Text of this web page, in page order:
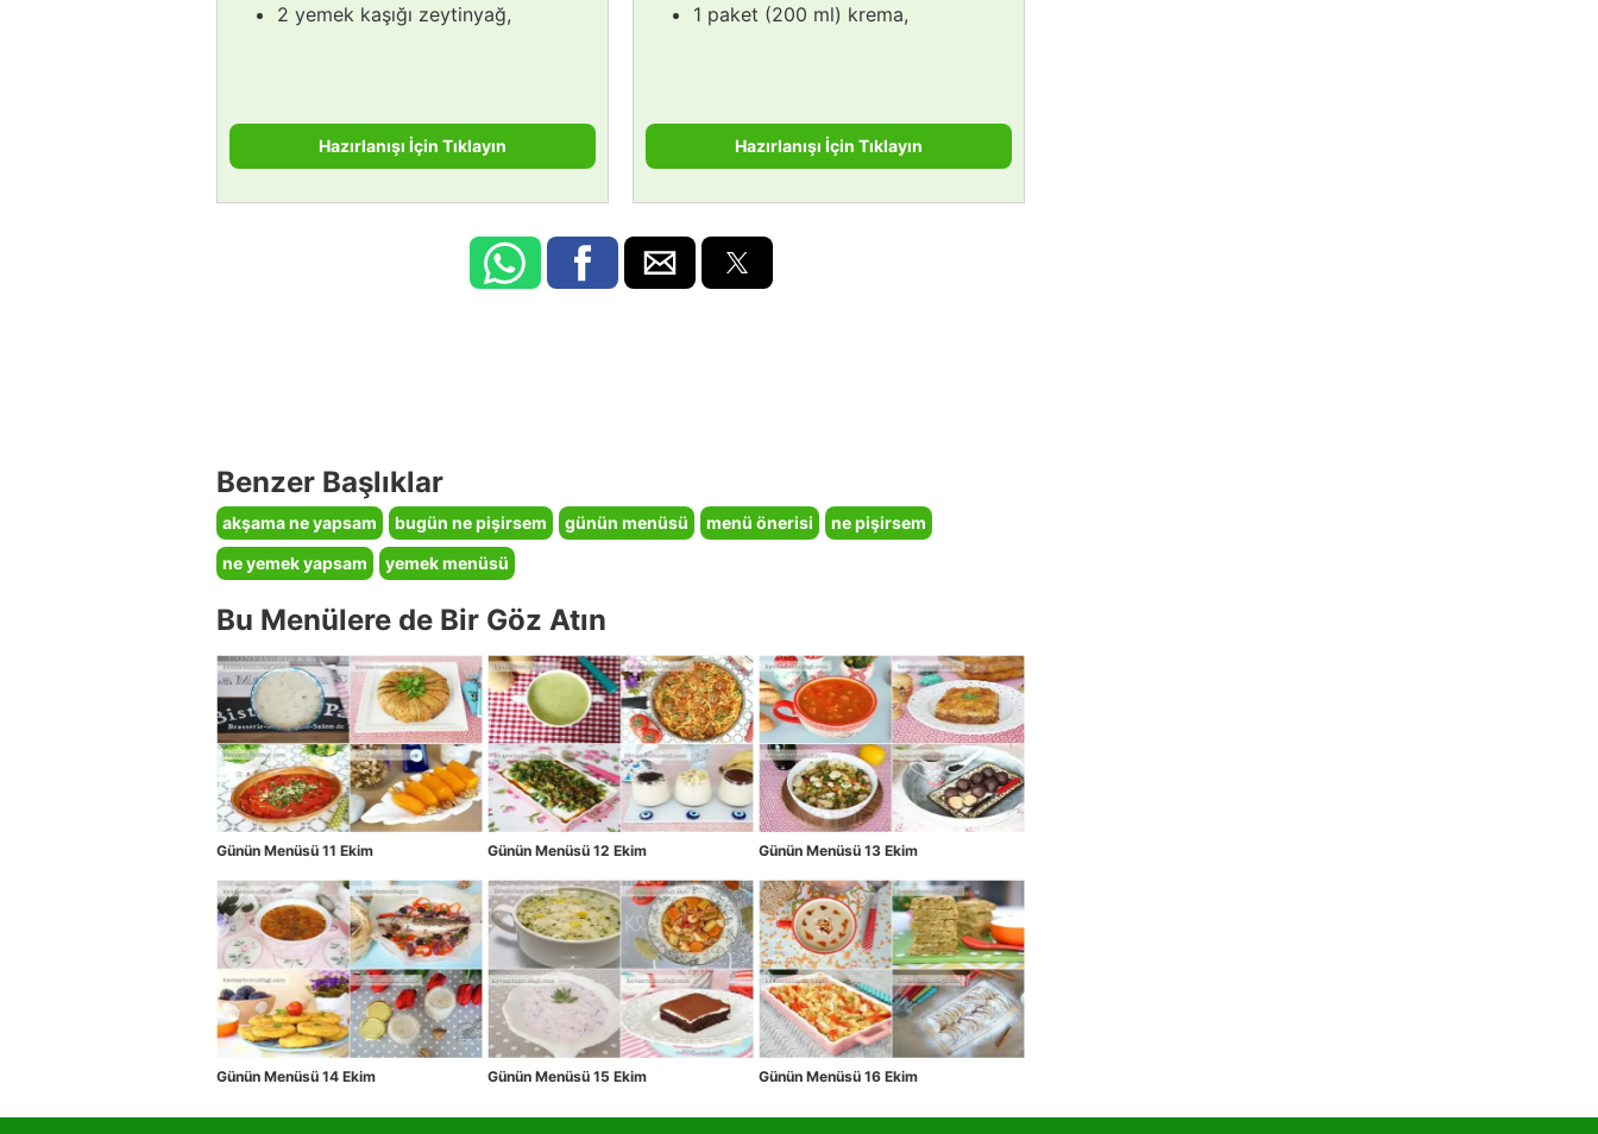
2 yemek kaşığı zeytinyağ,
Hazırlanışı İçin Tıklayın
1 paket (200 ml) krema,
Hazırlanışı İçin Tıklayın
Benzer Başlıklar
akşama ne yapsam bugün ne pişirsem günün menüsü menü önerisi
ne pişirsem
ne yemek yapsam
yemek menüsü
Bu Menülere de Bir Göz Atın
Günün Menüsü 11 Ekim Günün Menüsü 12 Ekim Günün Menüsü 13 Ekim
Günün Menüsü 14 Ekim Günün Menüsü 15 Ekim Günün Menüsü 16 Ekim